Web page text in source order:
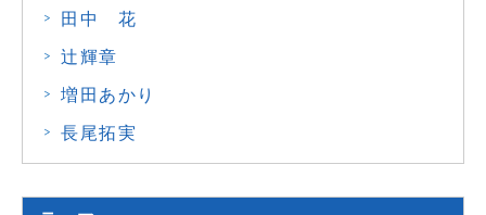
田中 花
辻輝章
増田あかり
長尾拓実